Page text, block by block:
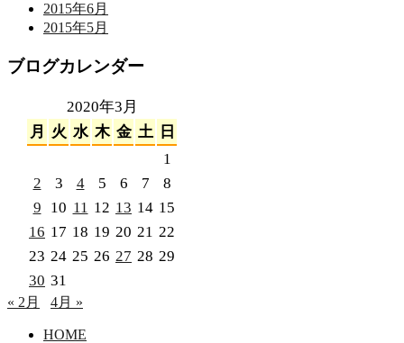
2015年6月
2015年5月
ブログカレンダー
2020年3月
月 火 水 木 金 土 日
1
2
3 4 5 6 7
8
9 10 11 12 13 14 15
16 17 18 19 20 21 22
23 24 25 26 27 28 29
30 31
« 2月 4月 »
HOME